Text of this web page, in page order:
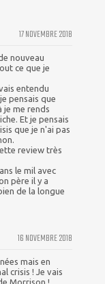
17 NOVEMBRE 2018
nouveau
ce que je
entendu
pensais que
je me rends
Et je pensais
que je n'ai pas
review très
le mil avec
père il y a
de la longue
16 NOVEMBRE 2018
mais en
crisis ! Je vais
Morrison !